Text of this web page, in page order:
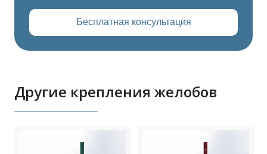
Бесплатная консультация
Другие крепления желобов